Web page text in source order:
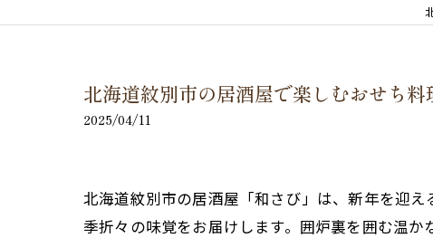
北海道紋別市の居酒屋で楽しむおせち
2025/04/11
北海道紋別市の居酒屋「和さび」は、新年を迎
季折々の味覚をお届けします。囲炉裏を囲む温